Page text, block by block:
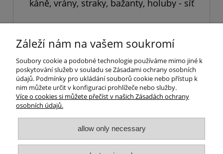
káně, vrány, straky, bažanty, holuby - síť
100x50 cm
vložit do košíku
Pravidla
Záleží nám na vašem soukromí
Soubory cookie a podobné technologie používáme mimo jiné k
poskytování služeb v souladu se Zásadami ochrany osobních
údajů. Podmínky pro ukládání souborů cookie nebo přístup k
nim můžete určit v konfiguraci prohlížeče nebo služby.
Více o cookies si můžete přečíst v našich Zásadách ochrany
osobních údajů.
allow only necessary